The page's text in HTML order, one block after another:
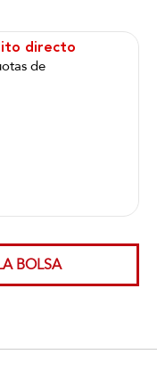
directo
de
BOLSA